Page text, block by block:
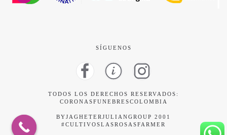
SÍGUENOS
TODOS LOS DERECHOS RESERVADOS:
CORONASFUNEBRESCOLOMBIA
BYJAGHETERJULIANGROUP 2001
#CULTIVOSLASROSASFARMER